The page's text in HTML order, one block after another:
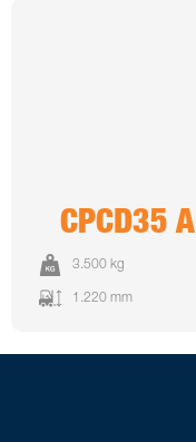
CPCD35 A
3.500 kg
1.220 mm